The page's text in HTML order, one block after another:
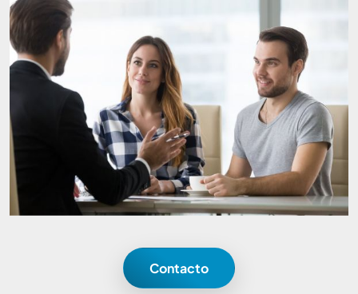
Contacto